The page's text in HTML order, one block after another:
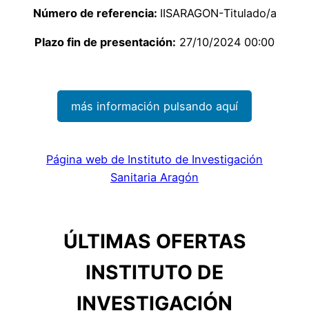
Número de referencia: IISARAGON-Titulado/a
Plazo fin de presentación: 27/10/2024 00:00
más información pulsando aquí
Página web de Instituto de Investigación
Sanitaria Aragón
ÚLTIMAS OFERTAS
INSTITUTO DE
INVESTIGACIÓN